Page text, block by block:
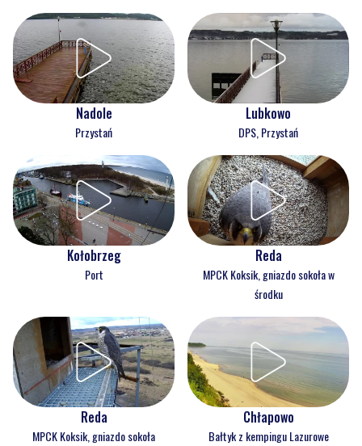
Nadole
Przystań
Lubkowo
DPS, Przystań
Kołobrzeg
Port
Reda
MPCK Koksik, gniazdo sokoła w
środku
Reda
MPCK Koksik, gniazdo sokoła
Chłapowo
Bałtyk z kempingu Lazurowe